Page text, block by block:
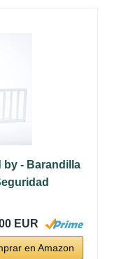
by - Barandilla
EUR
en Amazon